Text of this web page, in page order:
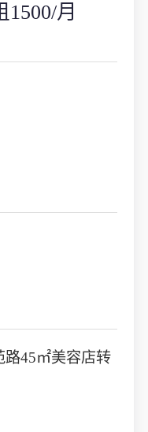
月
45㎡美容店转